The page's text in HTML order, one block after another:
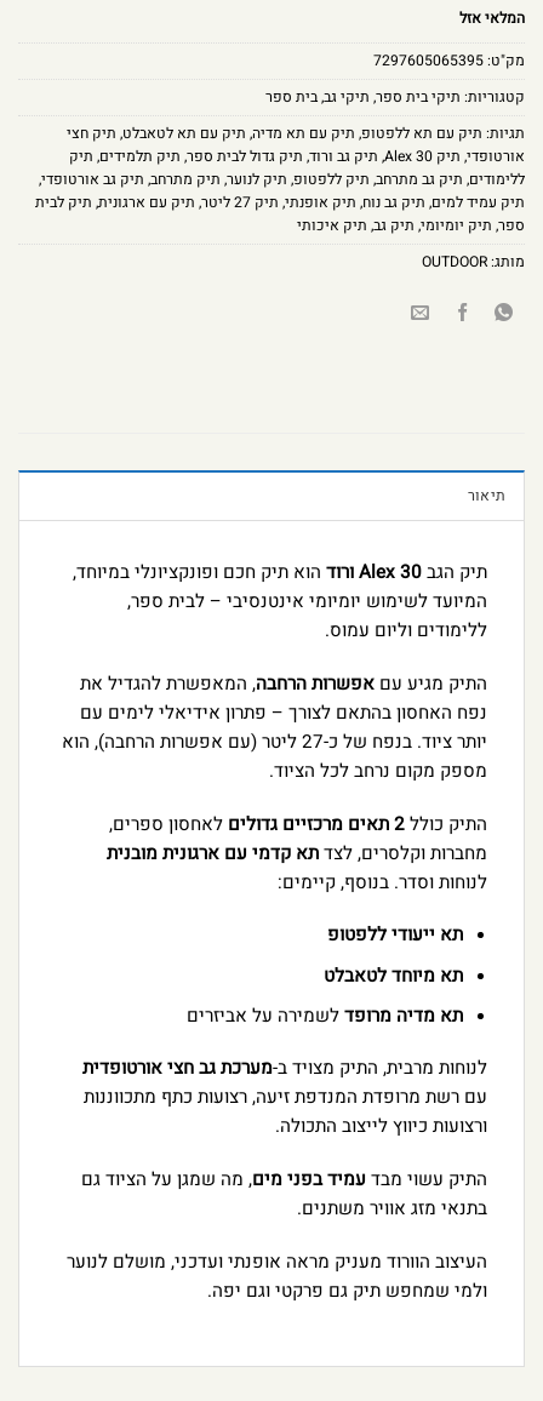
המלאי אזל
מק"ט:7297605065395
קטגוריות: תיקי בית ספר, תיקי גב,בית ספר
תגיות: תיק עם תא ללפטופ, תיק עם תא מדיה, תיק עם תא לטאבלט, תיק חצי
אורטופדי, תיק Alex 30 , תיק גב ורוד, תיק גדול לבית ספר, תיק תלמידים, תיק
ללימודים, תיק גב מתרחב, תיק ללפטופ, תיק לנוער, תיק מתרחב, תיק גב אורטופדי,
תיק עמיד למים, תיק גב נוח, תיק אופנתי, תיק 27 ליטר , תיק עם ארגונית, תיק לבית
ספר, תיק יומיומי, תיק גב, תיק איכותי
מותג:OUTDOOR
תיאור
תיק הגבAlex 30 ורוד
הוא תיק חכם ופונקציונלי במיוחד,
המיועד לשימוש יומיומי אינטנסיבי – לבית ספר,
ללימודים וליום עמוס.
התיק מגיע עם אפשרות הרחבה, המאפשרת להגדיל את
נפח האחסון בהתאם לצורך – פתרון אידיאלי לימים עם
יותר ציוד. בנפח של כ-27 ליטר (עם אפשרות הרחבה), הוא
מספק מקום נרחב לכל הציוד.
התיק כולל2 תאים מרכזיים גדולים
לאחסון ספרים,
מחברות וקלסרים, לצדתא קדמי עם ארגונית מובנית
לנוחות וסדר. בנוסף, קיימים:
תא ייעודי ללפטופ
תא מיוחד לטאבלט
תא מדיה מרופדלשמירה על אביזרים
לנוחות מרבית, התיק מצויד ב-מערכת גב חצי אורטופדית
עם רשת מרופדת המנדפת זיעה, רצועות כתף מתכווננות
ורצועות כיווץ לייצוב התכולה.
התיק עשוי מבד עמיד בפני מים, מה שמגן על הציוד גם
בתנאי מזג אוויר משתנים.
העיצוב הוורוד מעניק מראה אופנתי ועדכני, מושלם לנוער
ולמי שמחפש תיק גם פרקטי וגם יפה.